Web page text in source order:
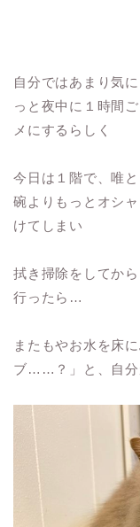
自分ではあまり気
っと夜中に１時間
メにするらしく
今日は１階で、唯
碗よりもっとオシ
けてしまい
拭き掃除をしてか
行ったら…
またもやお水を床
ブ……？」と、自分